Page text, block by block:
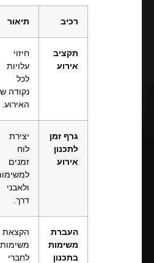
רכיב תיאור
תקציב
אירוע
חיזוי
עלויות
לכל
נקודה
האירוע.
גרף זמן
לתכנון
אירוע
יצירת
לוח
זמנים
ולאבני
דרך.
העברת
משימות
בתכנון
הקצאת
משימות
לחברי